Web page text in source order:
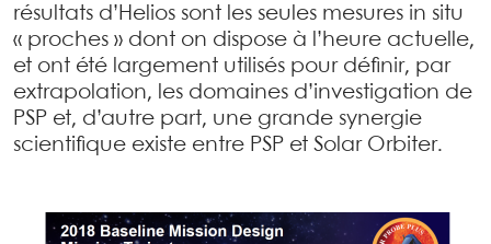
résultats d’Helios sont les seules mesures in situ
« proches » dont on dispose à l’heure actuelle,
et ont été largement utilisés pour définir, par
extrapolation, les domaines d’investigation de
PSP et, d’autre part, une grande synergie
scientifique existe entre PSP et Solar Orbiter.